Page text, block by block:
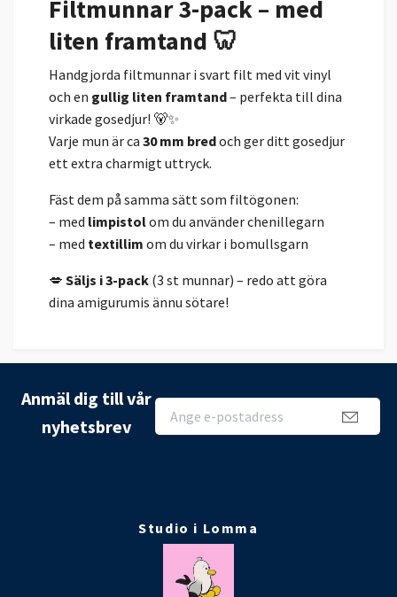
Filtmunnar 3-pack – med
liten framtand 🦷
Handgjorda filtmunnar i svart filt med vit vinyl
och en gullig liten framtand– perfekta till dina
virkade gosedjur! 🐻✨
Varje mun är ca 30 mm bredoch ger ditt gosedjur
ett extra charmigt uttryck.
Fäst dem på samma sätt som filtögonen:
– med limpistolom du använder chenillegarn
– med textillim om du virkar i bomullsgarn
💋 Säljs i 3-pack (3 st munnar) – redo att göra
dina amigurumis ännu sötare!
Anmäl dig till vår
nyhetsbrev
Studio i Lomma